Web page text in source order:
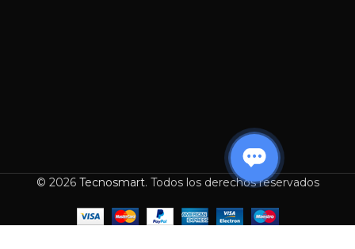
© 2026 Tecnosmart. Todos los derechos reservados
FUENTE DE
PODER